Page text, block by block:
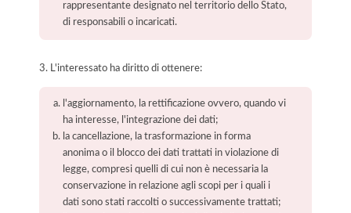
rappresentante designato nel territorio dello Stato,
di responsabili o incaricati.
3. L'interessato ha diritto di ottenere:
l'aggiornamento, la rettificazione ovvero, quando vi
ha interesse, l'integrazione dei dati;
la cancellazione, la trasformazione in forma
anonima o il blocco dei dati trattati in violazione di
legge, compresi quelli di cui non è necessaria la
conservazione in relazione agli scopi per i quali i
dati sono stati raccolti o successivamente trattati;